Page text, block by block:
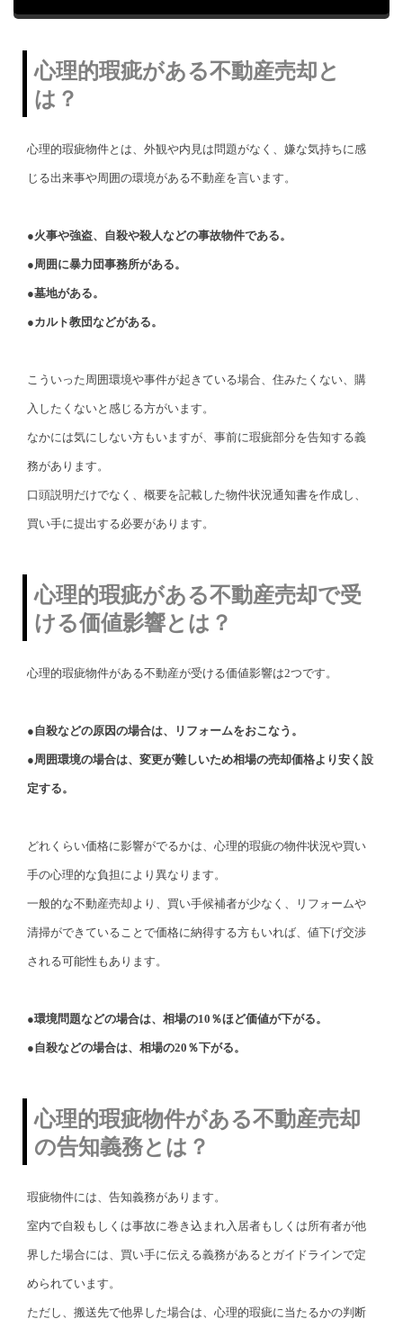
心理的瑕疵がある不動産売却と
は？
心理的瑕疵物件とは、外観や内見は問題がなく、嫌な気持ちに感
じる出来事や周囲の環境がある不動産を言います。
●火事や強盗、自殺や殺人などの事故物件である。
●周囲に暴力団事務所がある。
●墓地がある。
●カルト教団などがある。
こういった周囲環境や事件が起きている場合、住みたくない、購
入したくないと感じる方がいます。
なかには気にしない方もいますが、事前に瑕疵部分を告知する義
務があります。
口頭説明だけでなく、概要を記載した物件状況通知書を作成し、
買い手に提出する必要があります。
心理的瑕疵がある不動産売却で受
ける価値影響とは？
心理的瑕疵物件がある不動産が受ける価値影響は2つです。
●自殺などの原因の場合は、リフォームをおこなう。
●周囲環境の場合は、変更が難しいため相場の売却価格より安く設
定する。
どれくらい価格に影響がでるかは、心理的瑕疵の物件状況や買い
手の心理的な負担により異なります。
一般的な不動産売却より、買い手候補者が少なく、リフォームや
清掃ができていることで価格に納得する方もいれば、値下げ交渉
される可能性もあります。
●環境問題などの場合は、相場の10％ほど価値が下がる。
●自殺などの場合は、相場の20％下がる。
心理的瑕疵物件がある不動産売却
の告知義務とは？
瑕疵物件には、告知義務があります。
室内で自殺もしくは事故に巻き込まれ入居者もしくは所有者が他
界した場合には、買い手に伝える義務があるとガイドラインで定
められています。
ただし、搬送先で他界した場合は、心理的瑕疵に当たるかの判断